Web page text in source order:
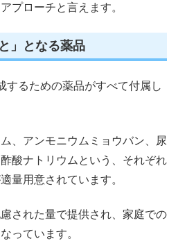
プローチと言えます。
」となる薬品
するための薬品がすべて付属し
、アンモニウムミョウバン、尿
酸ナトリウムという、それぞれ
量用意されています。
された量で提供され、家庭での
っています。